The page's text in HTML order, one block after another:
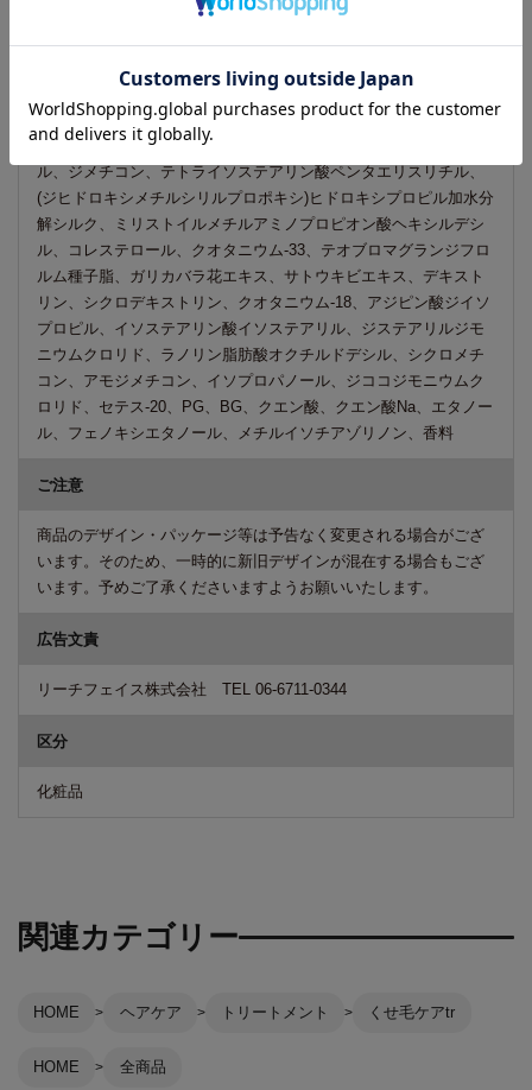
※ケアトリコ プリヴィ シャンプー スリムスルーとの併用をおす
すめします。
水、セタノール、セトリモニウムブロミド、ステアリルアルコー
ル、ジメチコン、テトライソステアリン酸ペンタエリスリチル、
(ジヒドロキシメチルシリルプロポキシ)ヒドロキシプロピル加水分
解シルク、ミリストイルメチルアミノプロピオン酸ヘキシルデシ
ル、コレステロール、クオタニウム-33、テオブロマグランジフロ
ルム種子脂、ガリカバラ花エキス、サトウキビエキス、デキスト
リン、シクロデキストリン、クオタニウム-18、アジピン酸ジイソ
プロピル、イソステアリン酸イソステアリル、ジステアリルジモ
ニウムクロリド、ラノリン脂肪酸オクチルドデシル、シクロメチ
コン、アモジメチコン、イソプロパノール、ジココジモニウムク
ロリド、セテス-20、PG、BG、クエン酸、クエン酸Na、エタノー
ル、フェノキシエタノール、メチルイソチアゾリノン、香料
ご注意
商品のデザイン・パッケージ等は予告なく変更される場合がござ
います。そのため、一時的に新旧デザインが混在する場合もござ
います。予めご了承くださいますようお願いいたします。
広告文責
リーチフェイス株式会社 TEL 06-6711-0344
区分
化粧品
関連カテゴリー
HOME ヘアケア トリートメント くせ毛ケアtr
HOME 全商品